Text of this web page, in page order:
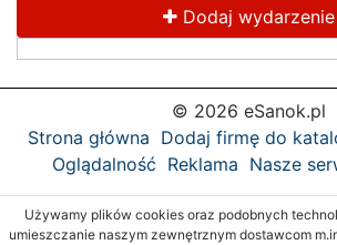
Dodaj wydarzenie
© 2026 eSanok.pl
Strona główna Dodaj firmę do
Oglądalność Reklama Nasze
Używamy plików cookies oraz podobnych
umieszczanie naszym zewnętrznym dostawcom